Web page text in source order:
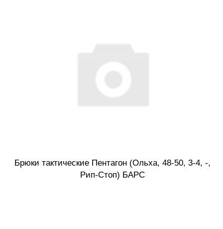
Брюки тактические Пентагон (Ольха, 48-50, 3-4, -,
Рип-Стоп) БАРС